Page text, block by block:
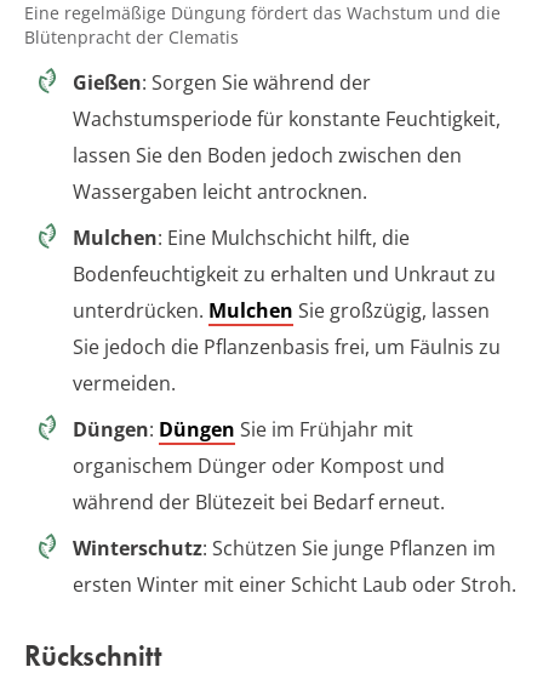
Eine regelmäßige Düngung fördert das Wachstum und die
Blütenpracht der Clematis
Gießen: Sorgen Sie während der
Wachstumsperiode für konstante Feuchtigkeit,
lassen Sie den Boden jedoch zwischen den
Wassergaben leicht antrocknen.
Mulchen: Eine Mulchschicht hilft, die
Bodenfeuchtigkeit zu erhalten und Unkraut zu
unterdrücken. Mulchen Sie großzügig, lassen
Sie jedoch die Pflanzenbasis frei, um Fäulnis zu
vermeiden.
Düngen: Düngen Sie im Frühjahr mit
organischem Dünger oder Kompost und
während der Blütezeit bei Bedarf erneut.
Winterschutz: Schützen Sie junge Pflanzen im
ersten Winter mit einer Schicht Laub oder Stroh.
Rückschnitt